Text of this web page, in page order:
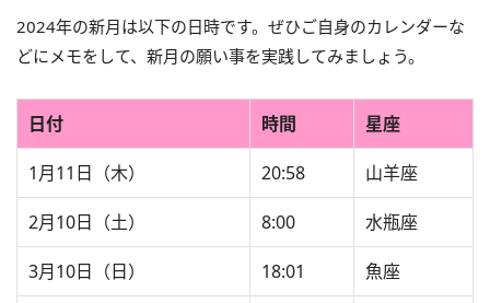
2024年の新月は以下の日時です。ぜひご自身のカレンダーな
どにメモをして、新月の願い事を実践してみましょう。
日付 時間 星座
1月11日（木） 20:58 山羊座
2月10日（土） 8:00 水瓶座
3月10日（日） 18:01 魚座